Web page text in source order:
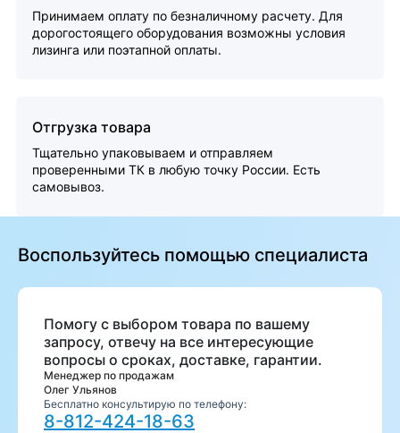
Принимаем оплату по безналичному расчету. Для
дорогостоящего оборудования возможны условия
лизинга или поэтапной оплаты.
Отгрузка товара
Тщательно упаковываем и отправляем
проверенными ТК в любую точку России. Есть
самовывоз.
Воспользуйтесь помощью специалиста
Помогу с выбором товара по вашему
запросу, отвечу на все интересующие
вопросы о сроках, доставке, гарантии.
Менеджер по продажам
Олег Ульянов
Бесплатно консультирую по телефону:
8-812-424-18-63